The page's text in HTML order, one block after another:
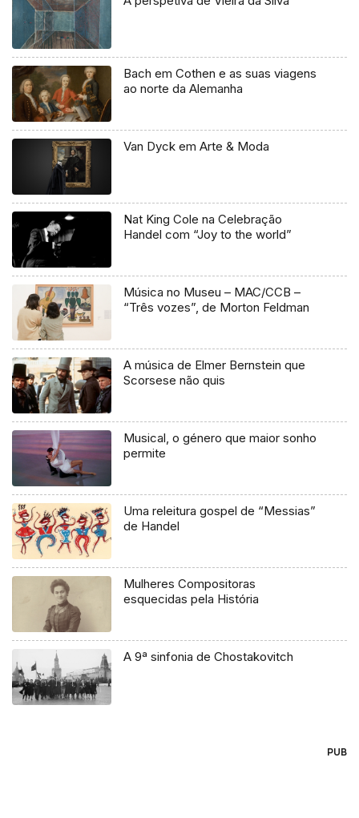
Bach em Cothen e as suas viagens
ao norte da Alemanha
Van Dyck em Arte & Moda
Nat King Cole na Celebração
Handel com “Joy to the world”
Música no Museu – MAC/CCB –
“Três vozes”, de Morton Feldman
A música de Elmer Bernstein que
Scorsese não quis
Musical, o género que maior sonho
permite
Uma releitura gospel de “Messias”
de Handel
Mulheres Compositoras
esquecidas pela História
A 9ª sinfonia de Chostakovitch
PUB